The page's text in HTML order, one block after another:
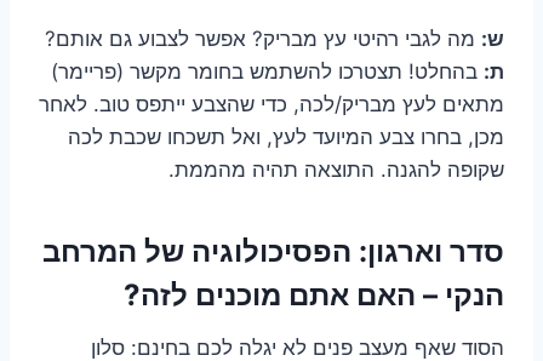
ש: מה לגבי רהיטי עץ מבריק? אפשר לצבוע גם אותם?
ת: בהחלט! תצטרכו להשתמש בחומר מקשר (פריימר)
מתאים לעץ מבריק/לכה, כדי שהצבע ייתפס טוב. לאחר
מכן, בחרו צבע המיועד לעץ, ואל תשכחו שכבת לכה
שקופה להגנה. התוצאה תהיה מהממת.
סדר וארגון: הפסיכולוגיה של המרחב
הנקי – האם אתם מוכנים לזה?
הסוד שאף מעצב פנים לא יגלה לכם בחינם: סלון